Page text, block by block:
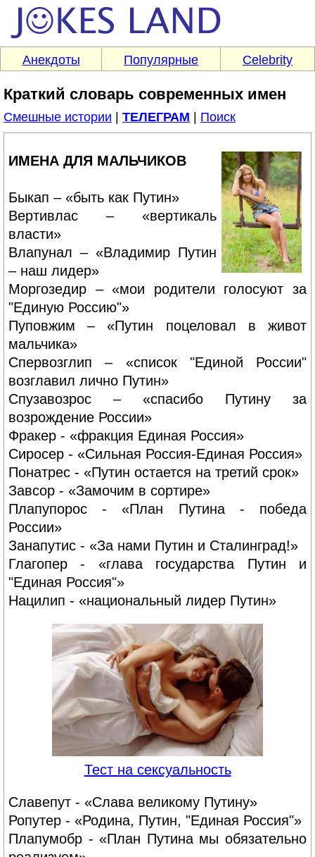
Анекдоты Популярные Celebrity
Краткий словарь современных имен
Смешные истории ТЕЛЕГРАМ Поиск
ИМЕНА ДЛЯ МАЛЬЧИКОВ
Быкап – «быть как Путин»
Вертивлас – «вертикаль
власти»
Влапунал – «Владимир Путин
– наш лидер»
Моргозедир – «мои родители голосуют за
"Единую Россию"»
Пуповжим – «Путин поцеловал в живот
мальчика»
Спервозглип – «список "Единой России"
возглавил лично Путин»
Спузавозрос – «спасибо Путину за
возрождение России»
Фракер - «фракция Единая Россия»
Сиросер - «Сильная Россия-Единая Россия»
Понатрес - «Путин остается на третий срок»
Завсор - «Замочим в сортире»
Плапупорос - «План Путина - победа
России»
Занапутис - «За нами Путин и Сталинград!»
Глагопер - «глава государства Путин и
"Единая Россия"»
Нацилип - «национальный лидер Путин»
Тест на сексуальность
Славепут - «Слава великому Путину»
Ропутер - «Родина, Путин, "Единая Россия"»
Плапумобр - «План Путина мы обязательно